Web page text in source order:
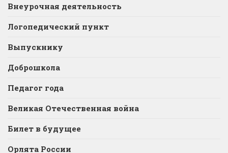
Внеурочная деятельность
Логопедический пункт
Выпускнику
Доброшкола
Педагог года
Великая Отечественная война
Билет в будущее
Орлята России